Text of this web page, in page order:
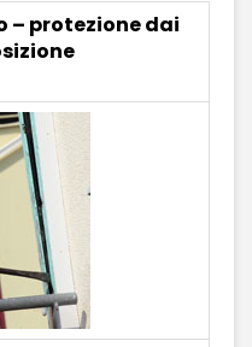
– protezione dai